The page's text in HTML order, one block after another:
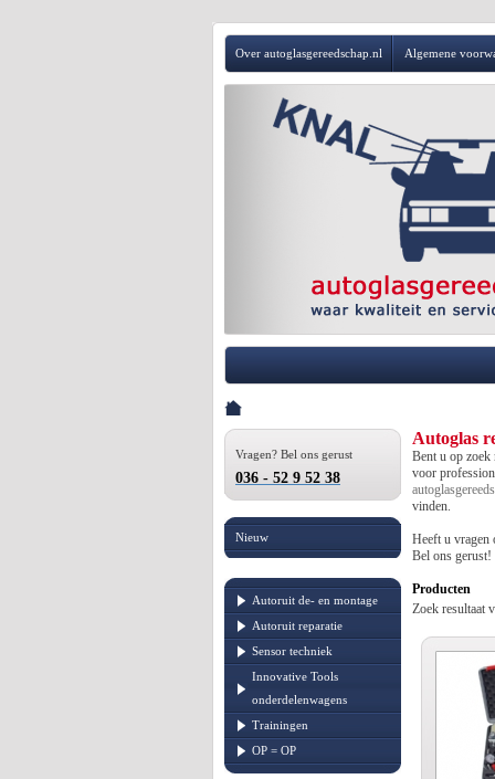
Over autoglasgereedschap.nl Algemene
Vragen? Bel ons gerust
036 - 52 9 52 38
Nieuw
Autoruit de- en montage
Autoruit reparatie
Sensor techniek
Innovative Tools
onderdelenwagens
Trainingen
OP = OP
Autoglas
Bent u op zoek
voor
vinden.
Heeft u vragen
Bel ons gerust!
Producten
Zoek resultaat